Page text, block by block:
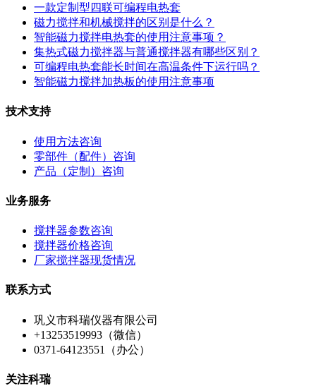
一款定制型四联可编程电热套
磁力搅拌和机械搅拌的区别是什么？
智能磁力搅拌电热套的使用注意事项？
集热式磁力搅拌器与普通搅拌器有哪些区别？
可编程电热套能长时间在高温条件下运行吗？
智能磁力搅拌加热板的使用注意事项
技术支持
使用方法咨询
零部件（配件）咨询
产品（定制）咨询
业务服务
搅拌器参数咨询
搅拌器价格咨询
厂家搅拌器现货情况
联系方式
巩义市科瑞仪器有限公司
+13253519993（微信）
0371-64123551（办公）
关注科瑞